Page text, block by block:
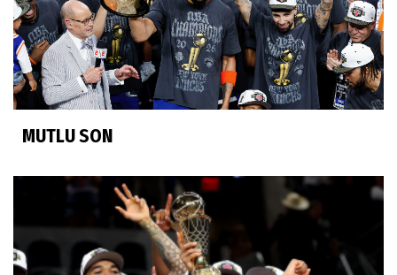
MUTLU SON